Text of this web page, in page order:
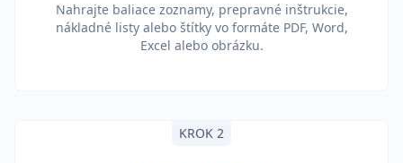
Nahrajte baliace zoznamy, prepravné inštrukcie,
nákladné listy alebo štítky vo formáte PDF, Word,
Excel alebo obrázku.
KROK 2